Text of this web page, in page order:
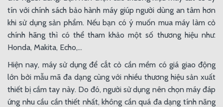
tín với chính sách bảo hành máy giúp người dùng an tâm hơn
khi sử dụng sản phẩm. Nếu bạn có ý muốn mua máy làm cỏ
chính hãng thì có thể tham khảo một số thương hiệu như:
Honda, Makita, Echo,...
Hiện nay, máy sử dụng để cắt cỏ cần mềm có giá giao động
lớn bởi mẫu mã đa dạng cùng với nhiều thương hiệu sản xuất
thiết bị cầm tay này. Do đó, người sử dụng nên chọn máy đáp
ứng nhu cầu cần thiết nhất, không cần quá đa dạng tính năng